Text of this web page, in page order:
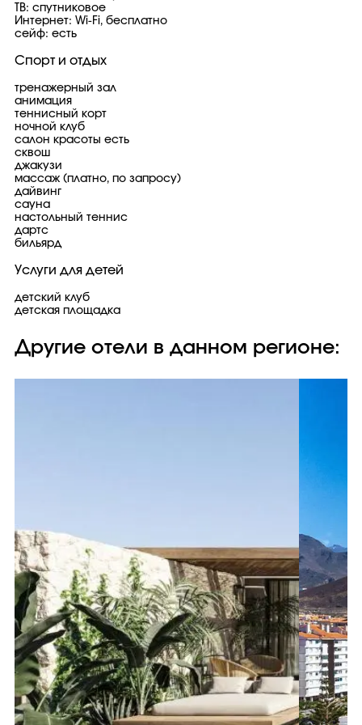
ТВ: спутниковое
Интернет: Wi-Fi, бесплатно
сейф: есть
Спорт и отдых
тренажерный зал
анимация
теннисный корт
ночной клуб
салон красоты есть
сквош
джакузи
массаж (платно, по запросу)
дайвинг
сауна
настольный теннис
дартс
бильярд
Услуги для детей
детский клуб
детская площадка
Другие отели в данном регионе: